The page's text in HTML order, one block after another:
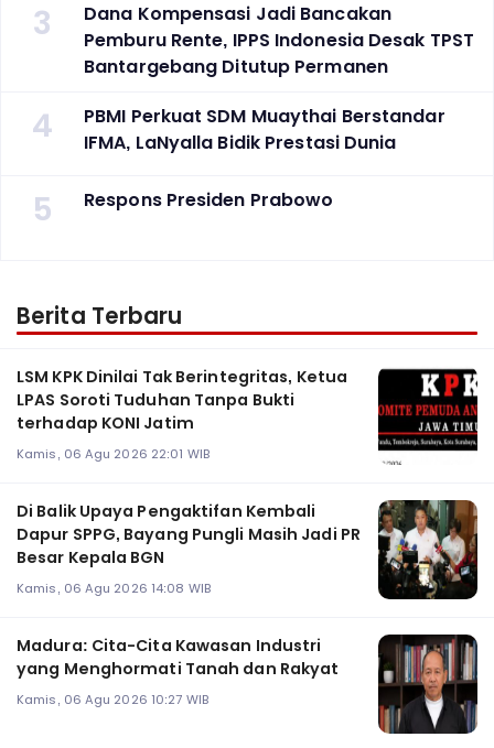
3
Dana Kompensasi Jadi Bancakan
Pemburu Rente, IPPS Indonesia Desak TPST
Bantargebang Ditutup Permanen
4
PBMI Perkuat SDM Muaythai Berstandar
IFMA, LaNyalla Bidik Prestasi Dunia
5 Respons Presiden Prabowo
Berita Terbaru
LSM KPK Dinilai Tak Berintegritas, Ketua
LPAS Soroti Tuduhan Tanpa Bukti
terhadap KONI Jatim
Kamis, 06 Agu 2026 22:01 WIB
Di Balik Upaya Pengaktifan Kembali
Dapur SPPG, Bayang Pungli Masih Jadi PR
Besar Kepala BGN
Kamis, 06 Agu 2026 14:08 WIB
Madura: Cita-Cita Kawasan Industri
yang Menghormati Tanah dan Rakyat
Kamis, 06 Agu 2026 10:27 WIB